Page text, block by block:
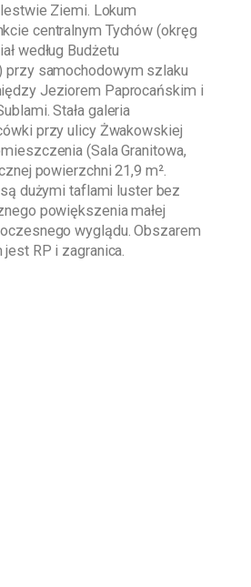
Ziemi. Lokum
centralnym Tychów (okręg
według Budżetu
przy samochodowym szlaku
Jeziorem Paprocańskim i
Stała galeria
przy ulicy Żwakowskiej
(Sala Granitowa,
powierzchni 21,9 m².
dużymi taflami luster bez
powiększenia małej
wyglądu. Obszarem
jest RP i zagranica.